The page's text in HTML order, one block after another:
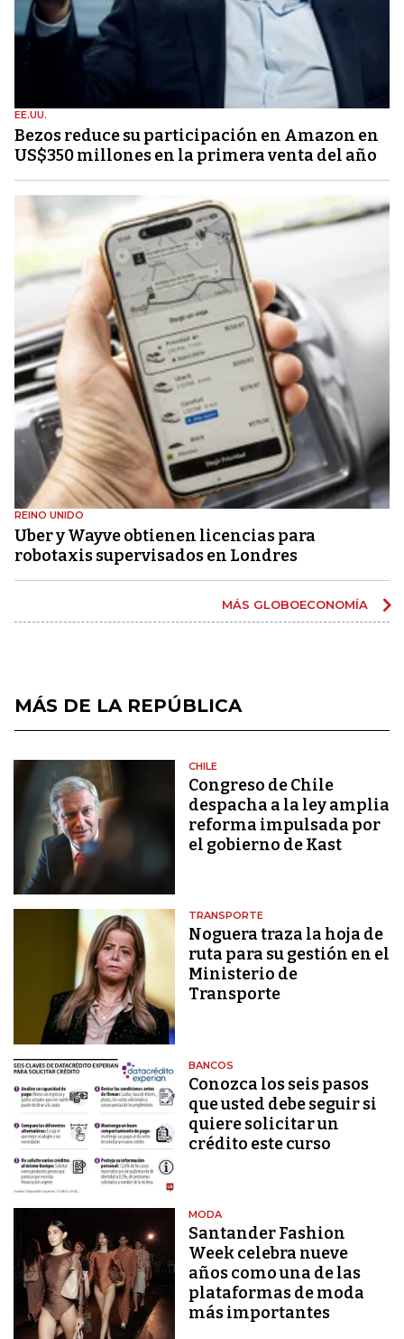
EE.UU.
Bezos reduce su participación en Amazon en
US$350 millones en la primera venta del año
REINO UNIDO
Uber y Wayve obtienen licencias para
robotaxis supervisados ​​en Londres
MÁS GLOBOECONOMÍA
MÁS DE LA REPÚBLICA
CHILE
Congreso de Chile
despacha a la ley amplia
reforma impulsada por
el gobierno de Kast
TRANSPORTE
Noguera traza la hoja de
ruta para su gestión en el
Ministerio de
Transporte
BANCOS
Conozca los seis pasos
que usted debe seguir si
quiere solicitar un
crédito este curso
MODA
Santander Fashion
Week celebra nueve
años como una de las
plataformas de moda
más importantes